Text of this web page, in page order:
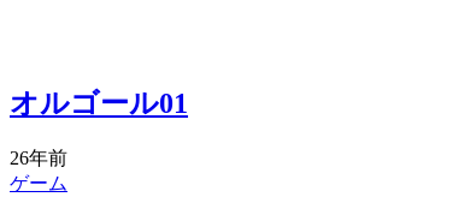
オルゴール01
26年前
ゲーム